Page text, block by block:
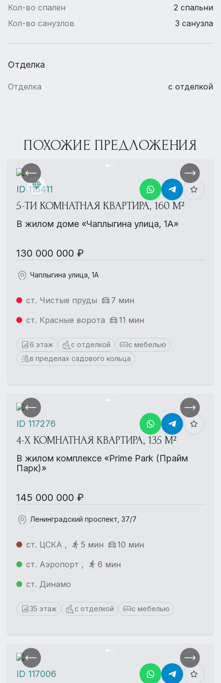
Кол-во спален
2 спальни
Кол-во санузлов
3 санузла
Отделка
Отделка с отделкой
ПОХОЖИЕ ПРЕДЛОЖЕНИЯ
5-ТИ КОМНАТНАЯ КВАРТИРА, 160 М²
В жилом доме «Чаплыгина улица, 1А»
130 000 000 ₽
Чаплыгина улица, 1А
ст. Чистые пруды
7 мин
ст. Красные ворота
11 мин
6 этаж с отделкой
с мебелью
в пределах садового кольца
ID 116411
4-Х КОМНАТНАЯ КВАРТИРА, 135 М²
В жилом комплексе «Prime Park (Прайм
Парк)»
145 000 000 ₽
Ленинградский проспект, 37/7
ст. ЦСКА , 5 мин
10 мин
ст. Аэропорт ,
6 мин
ст. Динамо
35 этаж с отделкой с мебелью
ID 117276
ID 117006